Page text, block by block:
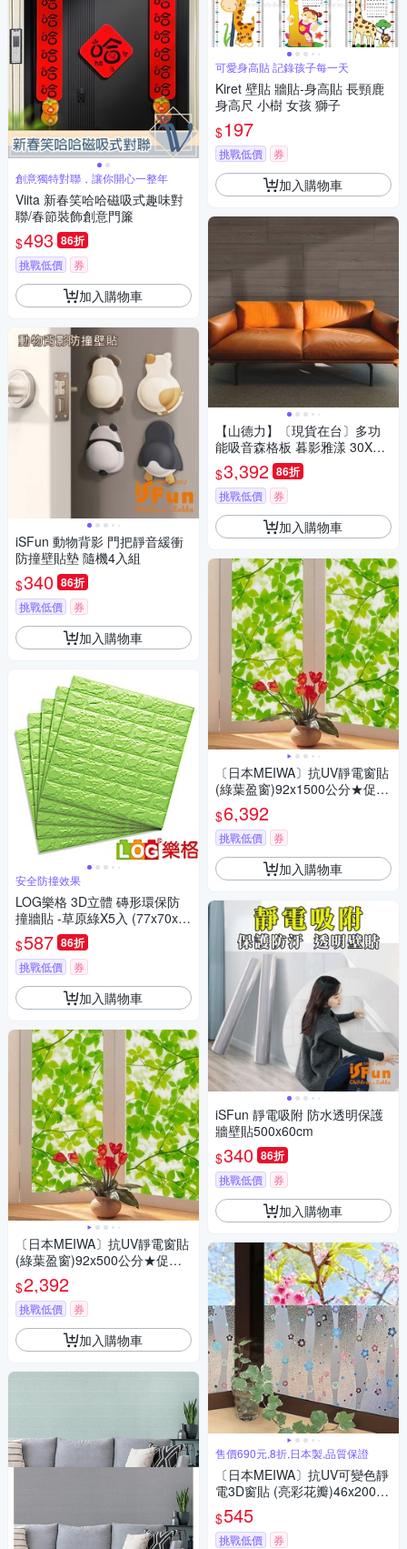
創意獨特對聯，讓你開心一整年
Viita 新春笑哈哈磁吸式趣味對
聯/春節裝飾創意門簾
$493 86折
挑戰低價 券
加入購物車
iSFun 動物背影 門把靜音緩衝
防撞壁貼墊 隨機4入組
$340 86折
挑戰低價 券
加入購物車
安全防撞效果
LOG樂格 3D立體 磚形環保防
撞牆貼 -草原綠X5入 (77x70x厚
0.7cm)
$587 86折
挑戰低價 券
加入購物車
〔日本MEIWA〕抗UV靜電窗貼
(綠葉盈窗)92x500公分★促銷
★
$2,392
挑戰低價 券
加入購物車
可愛身高貼 記錄孩子每一天
Kiret 壁貼 牆貼-身高貼 長頸鹿
身高尺 小樹 女孩 獅子
$197
挑戰低價 券
加入購物車
【山德力】〔現貨在台〕多功
能吸音森格板 暮影雅漾 30X12
0cm(一箱8片 約0.8坪)
$3,392 86折
挑戰低價 券
加入購物車
〔日本MEIWA〕抗UV靜電窗貼
(綠葉盈窗)92x1500公分★促銷
★
$6,392
挑戰低價 券
加入購物車
iSFun 靜電吸附 防水透明保護
牆壁貼500x60cm
$340 86折
挑戰低價 券
加入購物車
售價690元,8折,日本製,品質保證
〔日本MEIWA〕抗UV可變色靜
電3D窗貼 (亮彩花瓣)46x200公
分★促銷★
$545
挑戰低價 券